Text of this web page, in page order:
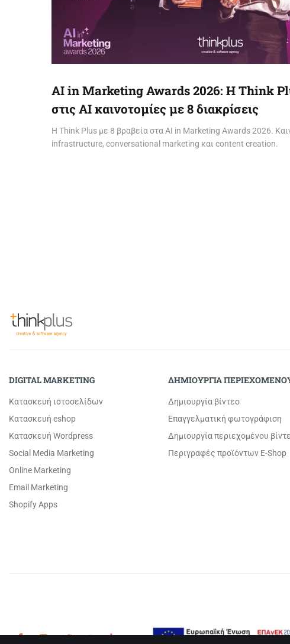
AI in Marketing Awards 2026: Η Think
στις AI καινοτομίες με 8 διακρίσεις
Η Think Plus με 8 βραβεία στα AI in Marketing Awards 2026.
infrastructure, conversational marketing και content creation.
DIGITAL MARKETING
Κατασκευή ιστοσελίδων
Κατασκευή eshop
Κατασκευή Wordpress
Social Media Marketing
Online Marketing
Email Marketing
Shopify Apps
ΔΗΜΙΟΥΡΓΙΑ
Δημιουργία βίντεο
Επαγγελματική φωτογράφιση
Δημιουργία περιεχομένου
Περιγραφές προϊόντων E-Shop